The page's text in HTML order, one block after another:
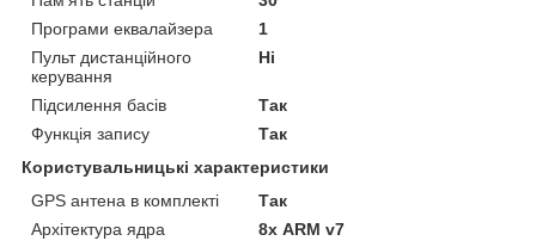
Програми еквалайзера
1
Пульт дистанційного
керування
Ні
Підсилення басів
Так
Функція запису
Так
Користувальницькі характеристики
GPS антена в комплекті
Так
Архітектура ядра
8х ARM v7